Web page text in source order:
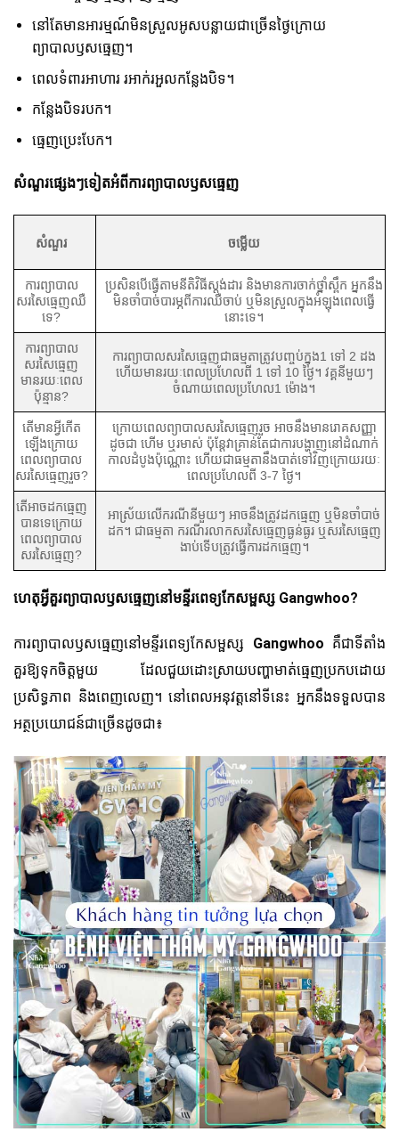
នៅតែមានអារម្មណ៍មិនស្រួលអូសបន្លាយជាច្រើនថ្ងៃក្រោយ
ព្យាបាលឫសធ្មេញ។
ពេលទំពារអាហារ រអាក់រអួលកន្លែងបិទ។
កន្លែងបិទរបក។
ធ្មេញប្រេះបែក។
សំណួរផ្សេងៗទៀតអំពីការព្យាបាលឫសធ្មេញ
សំណួរ ចម្លើយ
ការព្យាបាល
សរសៃធ្មេញឈឺ
ទេ?
ប្រសិនបើធ្វើតាមនីតិវិធីស្តង់ដារ និងមានការចាក់ថ្នាំស្ពឹក អ្នកនឹង
មិនចាំបាច់បារម្ភពីការឈឺចាប់ ឬមិនស្រួលក្នុងអំឡុងពេលធ្វើ
នោះទេ។
ការព្យាបាល
សរសៃធ្មេញ
មានរយៈពេល
ប៉ុន្មាន?
ការព្យាបាលសរសៃធ្មេញជាធម្មតាត្រូវបញ្ចប់ក្នុង1 ទៅ 2 ដង
ហើយមានរយៈពេលប្រហែលពី 1 ទៅ 10 ថ្ងៃ។ វគ្គនីមួយៗ
ចំណាយពេលប្រហែល1 ម៉ោង។
តើមានអ្វីកើត
ឡើងក្រោយ
ពេលព្យាបាល
សរសៃធ្មេញរួច?
ក្រោយពេលព្យាបាលសរសៃធ្មេញរួច អាចនឹងមានរោគសញ្ញា
ដូចជា ហើម ឬរមាស់ ប៉ុន្តែវាគ្រាន់តែជាការបង្ហាញនៅដំណាក់
កាលដំបូងប៉ុណ្ណោះ ហើយជាធម្មតានឹងបាត់ទៅវិញក្រោយរយៈ
ពេលប្រហែលពី 3-7 ថ្ងៃ។
តើអាចដកធ្មេញ
បានទេក្រោយ
ពេលព្យាបាល
សរសៃធ្មេញ?
អាស្រ័យលើករណីនីមួយៗ អាចនឹងត្រូវដកធ្មេញ ឬមិនចាំបាច់
ដក។ ជាធម្មតា ករណីរលាកសរសៃធ្មេញធ្ងន់ធ្ងរ ឬសរសៃធ្មេញ
ងាប់ទើបត្រូវធ្វើការដកធ្មេញ។
ហេតុអ្វីគួរព្យាបាលឫសធ្មេញនៅមន្ទីរពេទ្យកែសម្ផស្ស Gangwhoo?
ការព្យាបាលឫសធ្មេញនៅមន្ទីរពេទ្យកែសម្ផស្ស Gangwhoo គឺជាទីតាំង
គួរឱ្យទុកចិត្តមួយ ដែលជួយដោះស្រាយបញ្ហាមាត់ធ្មេញប្រកបដោយ
ប្រសិទ្ធភាព និងពេញលេញ។ នៅពេលអនុវត្តនៅទីនេះ អ្នកនឹងទទួលបាន
អត្ថប្រយោជន៍ជាច្រើនដូចជា៖